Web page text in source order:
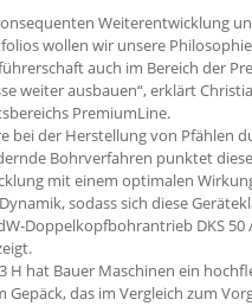
Weiterentwicklung
wollen wir unsere
auch im Bereich der
weiter ausbauen“, erklärt
PremiumLine.
bei der Herstellung von Pfählen
Bohrverfahren punktet diese
mit einem optimalen
sodass sich diese
Doppelkopfbohrantrieb DKS 50
H hat Bauer Maschinen ein
Gepäck, das im Vergleich zum